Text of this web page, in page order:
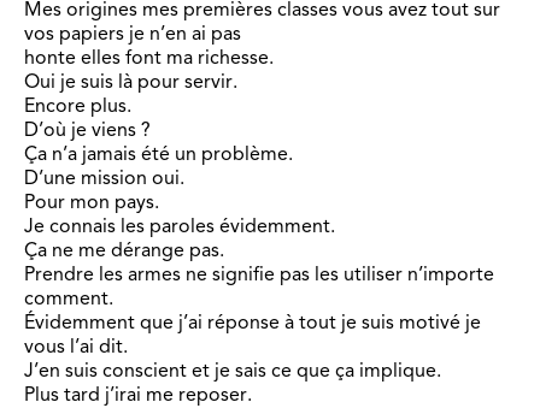
Mes origines mes premières classes vous avez tout sur
vos papiers je n’en ai pas
honte elles font ma richesse.
Oui je suis là pour servir.
Encore plus.
D’où je viens ?
Ça n’a jamais été un problème.
D’une mission oui.
Pour mon pays.
Je connais les paroles évidemment.
Ça ne me dérange pas.
Prendre les armes ne signifie pas les utiliser n’importe
comment.
Évidemment que j’ai réponse à tout je suis motivé je
vous l’ai dit.
J’en suis conscient et je sais ce que ça implique.
Plus tard j’irai me reposer.